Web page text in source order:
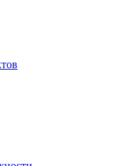
встраиваемые
встраиваемые